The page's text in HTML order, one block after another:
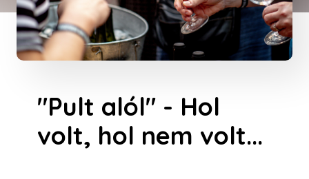
"Pult alól" - Hol
volt, hol nem volt...